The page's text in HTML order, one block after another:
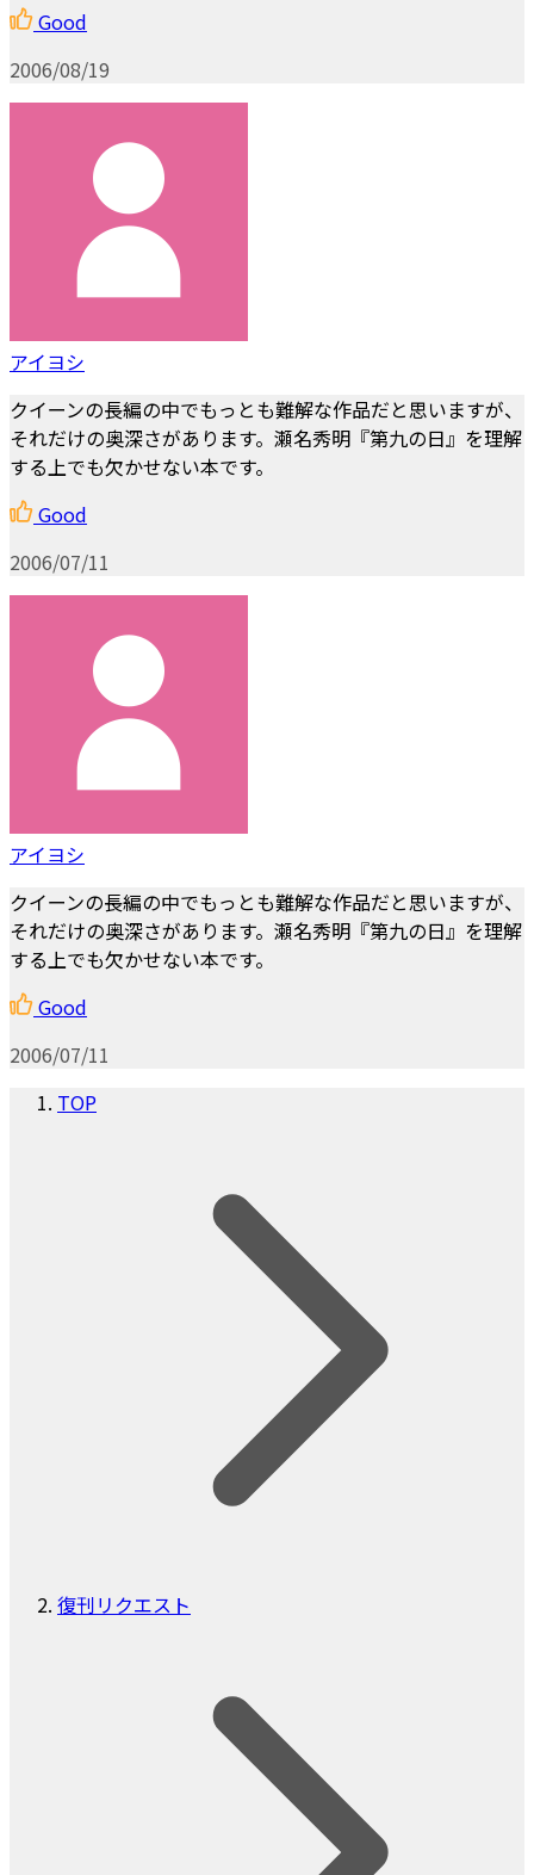
Good
2006/08/19
アイヨシ
クイーンの長編の中でもっとも難解な作品だと思いますが、
それだけの奥深さがあります。瀬名秀明『第九の日』を理解
する上でも欠かせない本です。
Good
2006/07/11
アイヨシ
クイーンの長編の中でもっとも難解な作品だと思いますが、
それだけの奥深さがあります。瀬名秀明『第九の日』を理解
する上でも欠かせない本です。
Good
2006/07/11
TOP
復刊リクエスト